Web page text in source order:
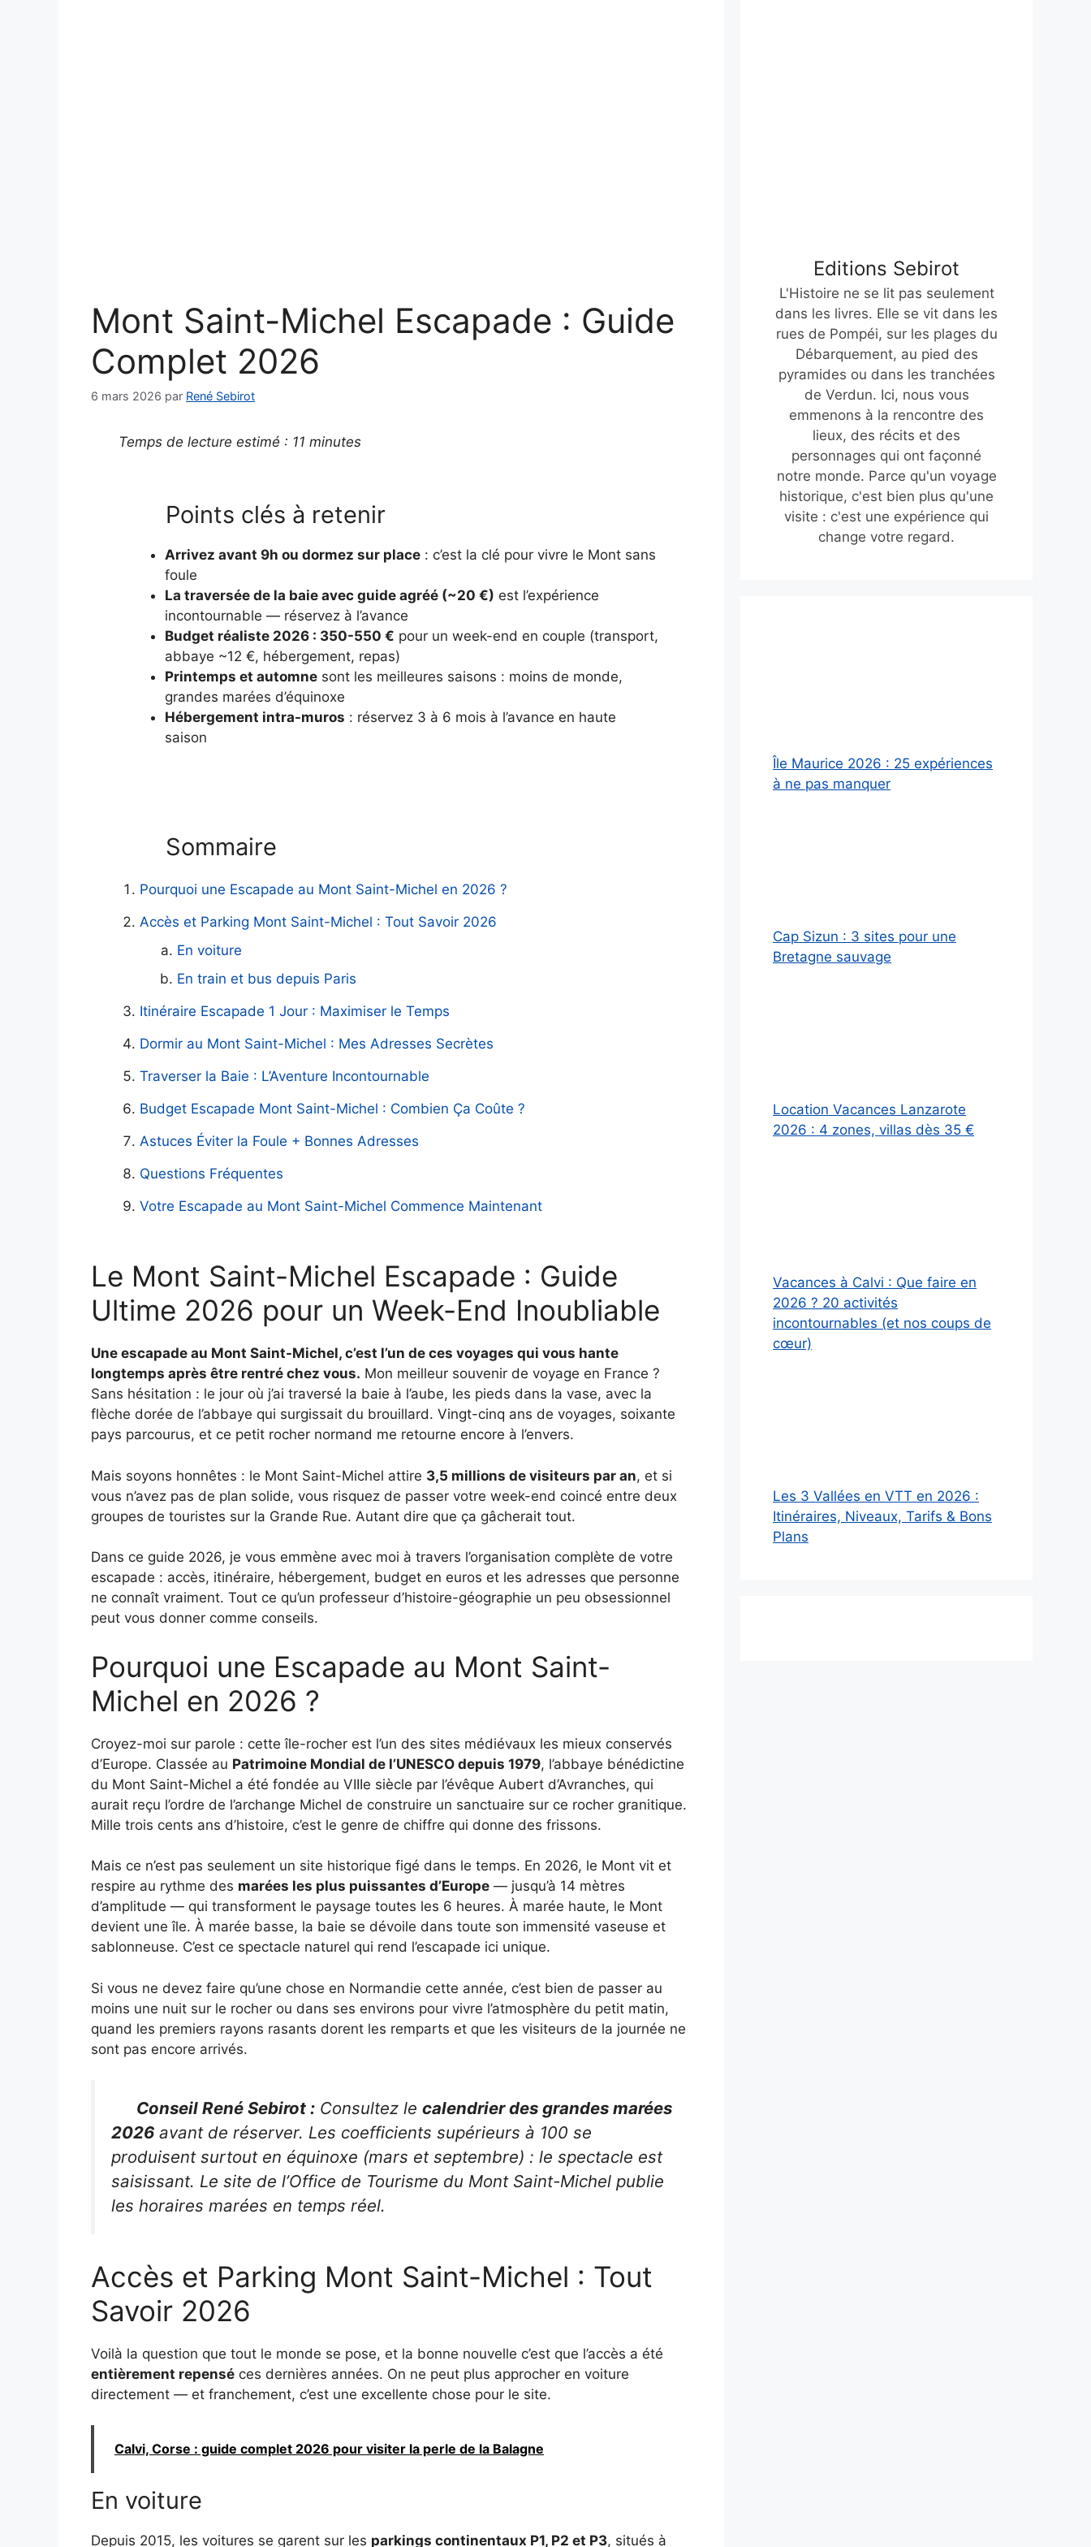
Mont Saint-Michel Escapade : Guide
Complet 2026
6 mars 2026 par René Sebirot
Temps de lecture estimé : 11 minutes
Points clés à retenir
Arrivez avant 9h ou dormez sur place : c’est la clé pour vivre le Mont sans
foule
La traversée de la baie avec guide agréé (~20 €) est l’expérience
incontournable — réservez à l’avance
Budget réaliste 2026 : 350-550 € pour un week-end en couple (transport,
abbaye ~12 €, hébergement, repas)
Printemps et automne sont les meilleures saisons : moins de monde,
grandes marées d’équinoxe
Hébergement intra-muros : réservez 3 à 6 mois à l’avance en haute
saison
Sommaire
Pourquoi une Escapade au Mont Saint-Michel en 2026 ?
Accès et Parking Mont Saint-Michel : Tout Savoir 2026
En voiture
En train et bus depuis Paris
Itinéraire Escapade 1 Jour : Maximiser le Temps
Dormir au Mont Saint-Michel : Mes Adresses Secrètes
Traverser la Baie : L’Aventure Incontournable
Budget Escapade Mont Saint-Michel : Combien Ça Coûte ?
Astuces Éviter la Foule + Bonnes Adresses
Questions Fréquentes
Votre Escapade au Mont Saint-Michel Commence Maintenant
Le Mont Saint-Michel Escapade : Guide
Ultime 2026 pour un Week-End Inoubliable
Une escapade au Mont Saint-Michel, c’est l’un de ces voyages qui vous hante
longtemps après être rentré chez vous. Mon meilleur souvenir de voyage en France ?
Sans hésitation : le jour où j’ai traversé la baie à l’aube, les pieds dans la vase, avec la
flèche dorée de l’abbaye qui surgissait du brouillard. Vingt-cinq ans de voyages, soixante
pays parcourus, et ce petit rocher normand me retourne encore à l’envers.
Mais soyons honnêtes : le Mont Saint-Michel attire 3,5 millions de visiteurs par an, et si
vous n’avez pas de plan solide, vous risquez de passer votre week-end coincé entre deux
groupes de touristes sur la Grande Rue. Autant dire que ça gâcherait tout.
Dans ce guide 2026, je vous emmène avec moi à travers l’organisation complète de votre
escapade : accès, itinéraire, hébergement, budget en euros et les adresses que personne
ne connaît vraiment. Tout ce qu’un professeur d’histoire-géographie un peu obsessionnel
peut vous donner comme conseils.
Pourquoi une Escapade au Mont Saint-
Michel en 2026 ?
Croyez-moi sur parole : cette île-rocher est l’un des sites médiévaux les mieux conservés
d’Europe. Classée au Patrimoine Mondial de l’UNESCO depuis 1979, l’abbaye bénédictine
du Mont Saint-Michel a été fondée au VIIIe siècle par l’évêque Aubert d’Avranches, qui
aurait reçu l’ordre de l’archange Michel de construire un sanctuaire sur ce rocher granitique.
Mille trois cents ans d’histoire, c’est le genre de chiffre qui donne des frissons.
Mais ce n’est pas seulement un site historique figé dans le temps. En 2026, le Mont vit et
respire au rythme des marées les plus puissantes d’Europe — jusqu’à 14 mètres
d’amplitude — qui transforment le paysage toutes les 6 heures. À marée haute, le Mont
devient une île. À marée basse, la baie se dévoile dans toute son immensité vaseuse et
sablonneuse. C’est ce spectacle naturel qui rend l’escapade ici unique.
Si vous ne devez faire qu’une chose en Normandie cette année, c’est bien de passer au
moins une nuit sur le rocher ou dans ses environs pour vivre l’atmosphère du petit matin,
quand les premiers rayons rasants dorent les remparts et que les visiteurs de la journée ne
sont pas encore arrivés.
Conseil René Sebirot :Consultez le calendrier des grandes marées
2026 avant de réserver. Les coefficients supérieurs à 100 se
produisent surtout en équinoxe (mars et septembre) : le spectacle est
saisissant. Le site de l’Office de Tourisme du Mont Saint-Michel publie
les horaires marées en temps réel.
Accès et Parking Mont Saint-Michel : Tout
Savoir 2026
Voilà la question que tout le monde se pose, et la bonne nouvelle c’est que l’accès a été
entièrement repensé ces dernières années. On ne peut plus approcher en voiture
directement — et franchement, c’est une excellente chose pour le site.
Calvi, Corse : guide complet 2026 pour visiter la perle de la Balagne
En voiture
Depuis 2015, les voitures se garent sur les parkings continentaux P1, P2 et P3, situés à
Editions Sebirot
L'Histoire ne se lit pas seulement
dans les livres. Elle se vit dans les
rues de Pompéi, sur les plages du
Débarquement, au pied des
pyramides ou dans les tranchées
de Verdun. Ici, nous vous
emmenons à la rencontre des
lieux, des récits et des
personnages qui ont façonné
notre monde. Parce qu'un voyage
historique, c'est bien plus qu'une
visite : c'est une expérience qui
change votre regard.
Île Maurice 2026 : 25 expériences
à ne pas manquer
Cap Sizun : 3 sites pour une
Bretagne sauvage
Location Vacances Lanzarote
2026 : 4 zones, villas dès 35 €
Vacances à Calvi : Que faire en
2026 ? 20 activités
incontournables (et nos coups de
cœur)
Les 3 Vallées en VTT en 2026 :
Itinéraires, Niveaux, Tarifs & Bons
Plans